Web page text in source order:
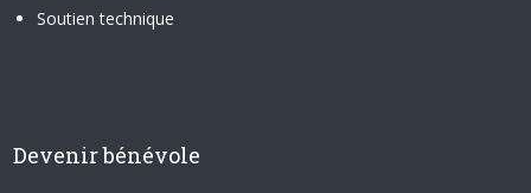
Soutien technique
Devenir bénévole